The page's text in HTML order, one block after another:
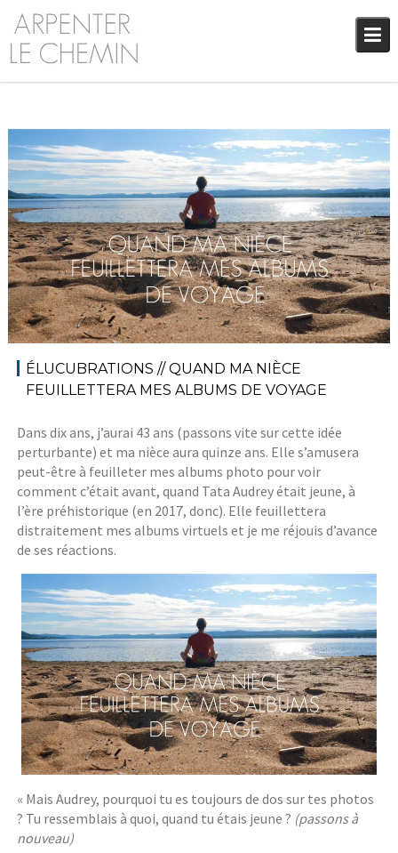
Skip
content
16 novembre 2017
Audrey
Blog,Élucubrations,
Réflexions
ÉLUCUBRATIONS // QUAND MA NIÈCE
FEUILLETTERA MES ALBUMS DE VOYAGE
Dans dix ans, j’aurai 43 ans (passons vite sur cette idée
perturbante) et ma nièce aura quinze ans. Elle s’amusera
peut-être à feuilleter mes albums photo pour voir
comment c’était avant, quand Tata Audrey était jeune, à
l’ère préhistorique (en 2017, donc). Elle feuillettera
distraitement mes albums virtuels et je me réjouis d’avance
de ses réactions.
« Mais Audrey, pourquoi tu es toujours de dos sur tes photos
? Tu ressemblais à quoi, quand tu étais jeune ? (passons à
nouveau)